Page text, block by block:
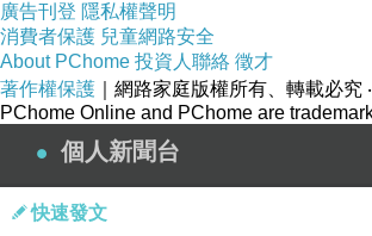
廣告刊登 隱私權聲明
消費者保護 兒童網路安全
About PChome 投資人聯絡 徵才
著作權保護 ｜網路家庭版權所有、轉載必究
PChome Online and PChome are
個人新聞台
快速發文